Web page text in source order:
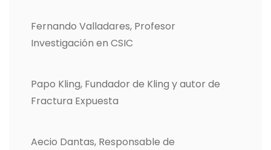
Fernando Valladares, Profesor
Investigación en CSIC
Papo Kling, Fundador de Kling y autor de
Fractura Expuesta
Aecio Dantas, Responsable de